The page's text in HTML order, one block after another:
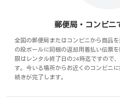
郵便局・コンビニ
全国の郵便局またはコンビニから商品
の段ボールに同梱の返却用着払い伝票
限はレンタル終了日の24時迄ですので
す。今いる場所からお近くのコンビニ
続きが完了します。